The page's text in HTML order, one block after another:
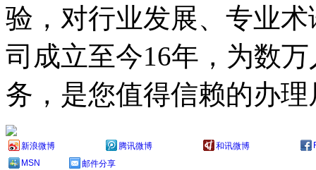
验，对行业发展、专业
司成立至今16年，为数
务，是您值得信赖的办
新浪微博 腾讯微博 和讯微博
MSN
邮件分享